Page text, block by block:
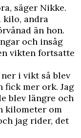
säger Nikke.
kilo, andra
än hon.
och insåg
vikten fortsatte
i vikt så blev
fick mer ork. Jag
blev längre och
kilometer om
jag rider, det